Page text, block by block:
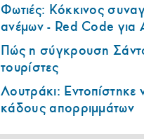
Φωτιές: Κόκκινος
ανέμων - Red Code για
Πώς η σύγκρουση
τουρίστες
Λουτράκι: Εντοπίστηκε
κάδους απορριμμάτων